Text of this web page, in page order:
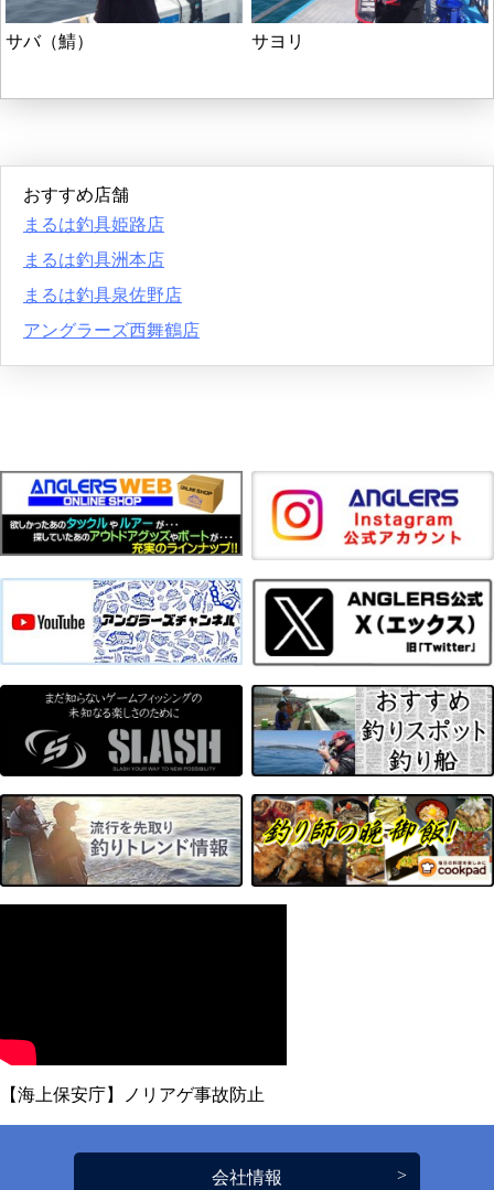
サバ（鯖） サヨリ
おすすめ店舗
まるは釣具姫路店
まるは釣具洲本店
まるは釣具泉佐野店
アングラーズ西舞鶴店
【海上保安庁】ノリアゲ事故防止
会社情報